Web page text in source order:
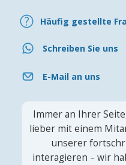
Häufig gestellte
Schreiben Sie uns
E-Mail an uns
Immer an Ihrer
lieber mit einem
unserer
interagieren – wir